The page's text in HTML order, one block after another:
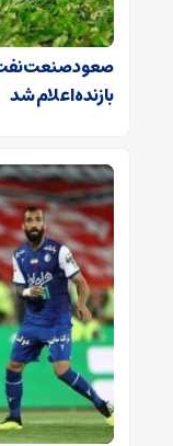
صعود صنعت نفت
بازنده اعلام شد